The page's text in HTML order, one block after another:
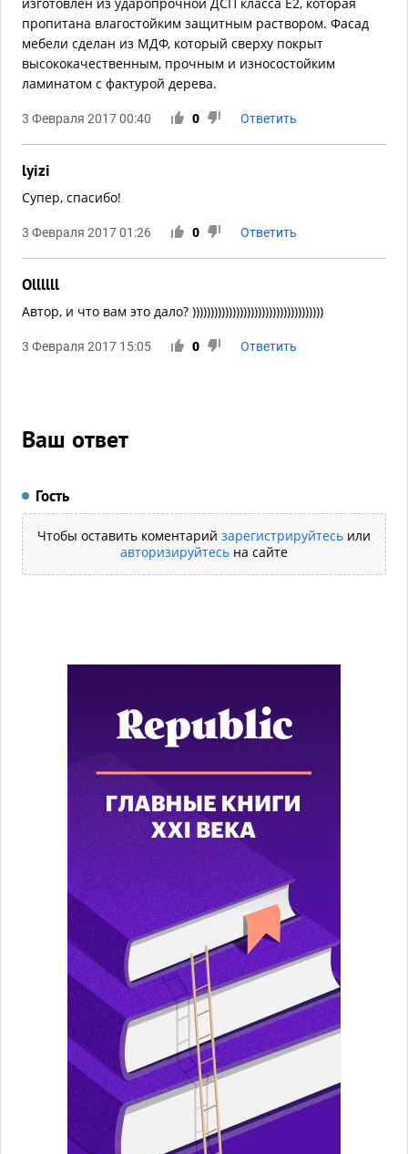
пропитана влагостойким защитным раствором. Фасад
мебели сделан из МДФ, который сверху покрыт
высококачественным, прочным и износостойким
ламинатом с фактурой дерева.
3 Февраля 2017 00:40 0 Ответить
lyizi
Супер, спасибо!
3 Февраля 2017 01:26 0 Ответить
Ollllll
Автор, и что вам это дало? ))))))))))))))))))))))))))))))))))))
3 Февраля 2017 15:05 0 Ответить
Ваш ответ
Гость
Чтобы оставить коментарий зарегистрируйтесь или
авторизируйтесь на сайте